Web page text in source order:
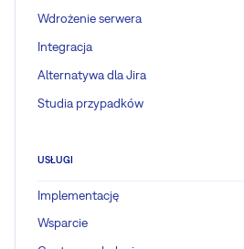
Wdrożenie serwera
Integracja
Alternatywa dla Jira
Studia przypadków
USŁUGI
Implementację
Wsparcie